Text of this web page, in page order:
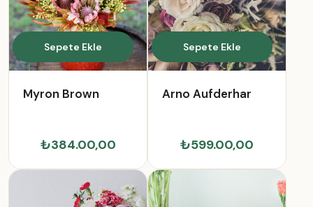
Sepete Ekle
Myron Brown
₺384.00,00
Sepete Ekle
Arno Aufderhar
₺599.00,00